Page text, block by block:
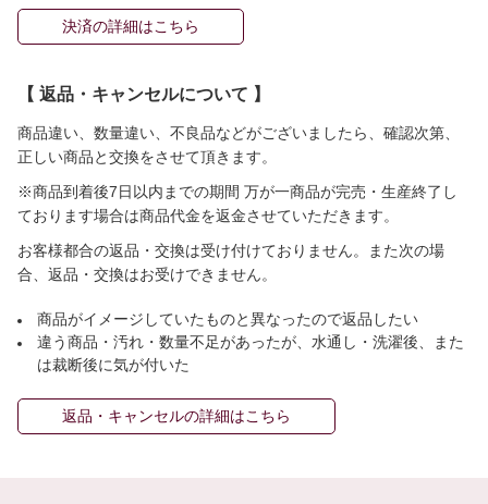
決済の詳細はこちら
【 返品・キャンセルについて 】
商品違い、数量違い、不良品などがございましたら、確認次第、
正しい商品と交換をさせて頂きます。
※商品到着後7日以内までの期間 万が一商品が完売・生産終了し
ております場合は商品代金を返金させていただきます。
お客様都合の返品・交換は受け付けておりません。また次の場
合、返品・交換はお受けできません。
商品がイメージしていたものと異なったので返品したい
違う商品・汚れ・数量不足があったが、水通し・洗濯後、また
は裁断後に気が付いた
返品・キャンセルの詳細はこちら